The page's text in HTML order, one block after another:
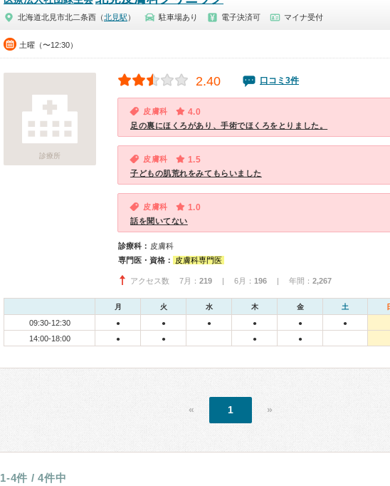
北海道北見市北二条西（北見駅 ） 駐車場あり 電子決済可 マイナ受付
土曜（〜12:30）
診療所
2.40 口コミ3件
皮膚科 4.0
足の裏にほくろがあり、手術でほくろをとりました。
皮膚科 1.5
子どもの肌荒れをみてもらいました
皮膚科 1.0
話を聞いてない
診療科： 皮膚科
専門医・資格：
皮膚科専門医
アクセス数 7月： 219 | 6月： 196 | 年間： 2,267
月 火 水 木 金 土
09:30-12:30 ● ● ● ● ● ●
14:00-18:00 ● ● ● ●
« 1 »
1-4件 / 4件中